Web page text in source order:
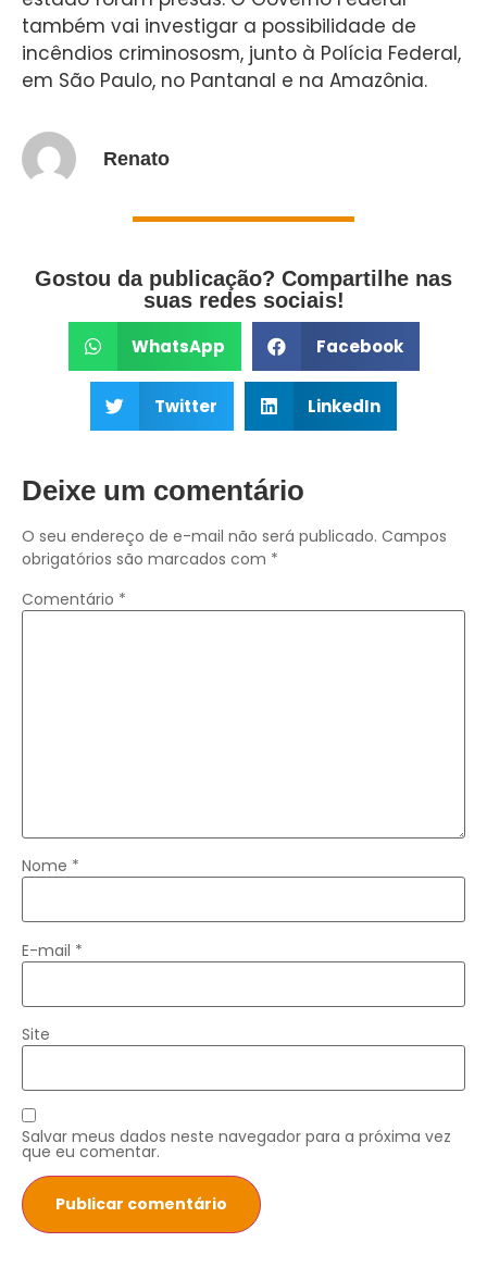
também vai investigar a possibilidade de
incêndios criminososm, junto à Polícia Federal,
em São Paulo, no Pantanal e na Amazônia.
Renato
Gostou da publicação? Compartilhe nas
suas redes sociais!
WhatsApp Facebook
Twitter LinkedIn
Deixe um comentário
O seu endereço de e-mail não será publicado. Campos
obrigatórios são marcados com *
Comentário *
Nome *
E-mail *
Site
Salvar meus dados neste navegador para a próxima vez
que eu comentar.